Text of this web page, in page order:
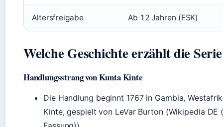
Altersfreigabe Ab 12 Jahren (FSK)
Welche Geschichte erzählt die
Handlungsstrang von Kunta Kinte
Die Handlung beginnt 1767 in Gambia,
Kinte, gespielt von LeVar Burton (Wikipedia DE